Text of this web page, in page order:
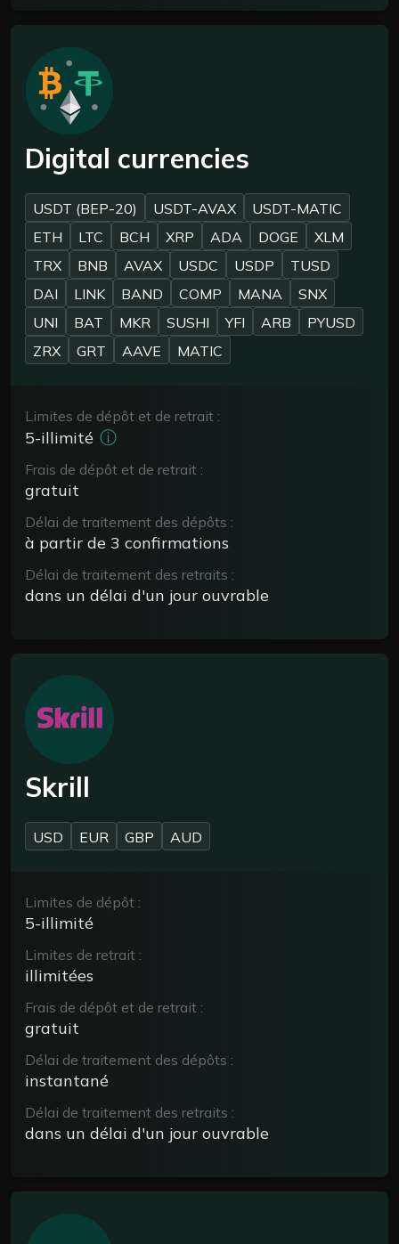
Digital currencies
USDT (BEP-20) USDT-AVAX
USDT-MATIC
ETH
LTC BCH XRP ADA DOGE
XLM
TRX
BNB AVAX USDC USDP
TUSD
DAI
LINK BAND COMP MANA
SNX
UNI
BAT MKR SUSHI YFI ARB
PYUSD
ZRX
GRT AAVE MATIC
Limites de dépôt et de retrait :
5-illimité ⓘ
Frais de dépôt et de retrait :
gratuit
Délai de traitement des dépôts :
à partir de 3 confirmations
Délai de traitement des retraits :
dans un délai d'un jour ouvrable
Skrill
USD EUR GBP AUD
Limites de dépôt :
5-illimité
Limites de retrait :
illimitées
Frais de dépôt et de retrait :
gratuit
Délai de traitement des dépôts :
instantané
Délai de traitement des retraits :
dans un délai d'un jour ouvrable